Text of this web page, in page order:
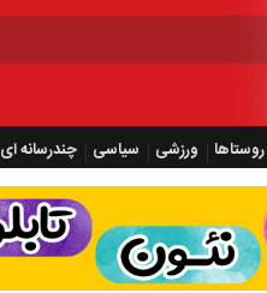
روستاها ورزشی سیاسی چندرسانه ای